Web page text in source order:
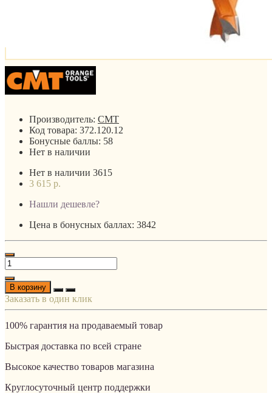
Производитель: CMT
Код товара: 372.120.12
Бонусные баллы: 58
Нет в наличии
Нет в наличии 3615
3 615 р.
Нашли дешевле?
Цена в бонусных баллах: 3842
В корзину
Заказать в один клик
100% гарантия на продаваемый товар
Быстрая доставка по всей стране
Высокое качество товаров магазина
Круглосуточный центр поддержки